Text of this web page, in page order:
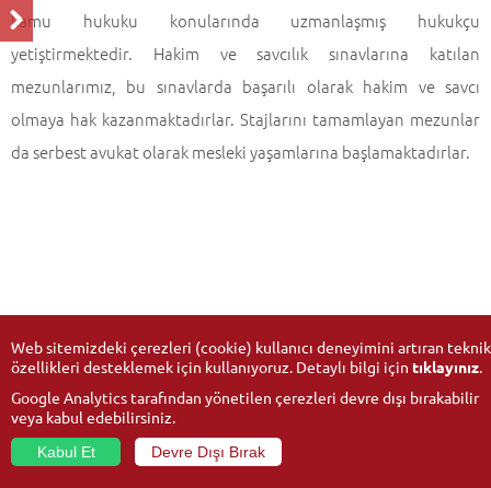
kamu hukuku konularında uzmanlaşmış hukukçu
yetiştirmektedir. Hakim ve savcılık sınavlarına katılan
mezunlarımız, bu sınavlarda başarılı olarak hakim ve savcı
olmaya hak kazanmaktadırlar. Stajlarını tamamlayan mezunlar
da serbest avukat olarak mesleki yaşamlarına başlamaktadırlar.
Web sitemizdeki çerezleri (cookie) kullanıcı deneyimini artıran teknik
özellikleri desteklemek için kullanıyoruz. Detaylı bilgi için tıklayınız.
Google Analytics tarafından yönetilen çerezleri devre dışı bırakabilir
veya kabul edebilirsiniz.
Kabul Et
Devre Dışı Bırak
© 2026Anadolu Üniversitesi- Tüm hakları saklıdır.